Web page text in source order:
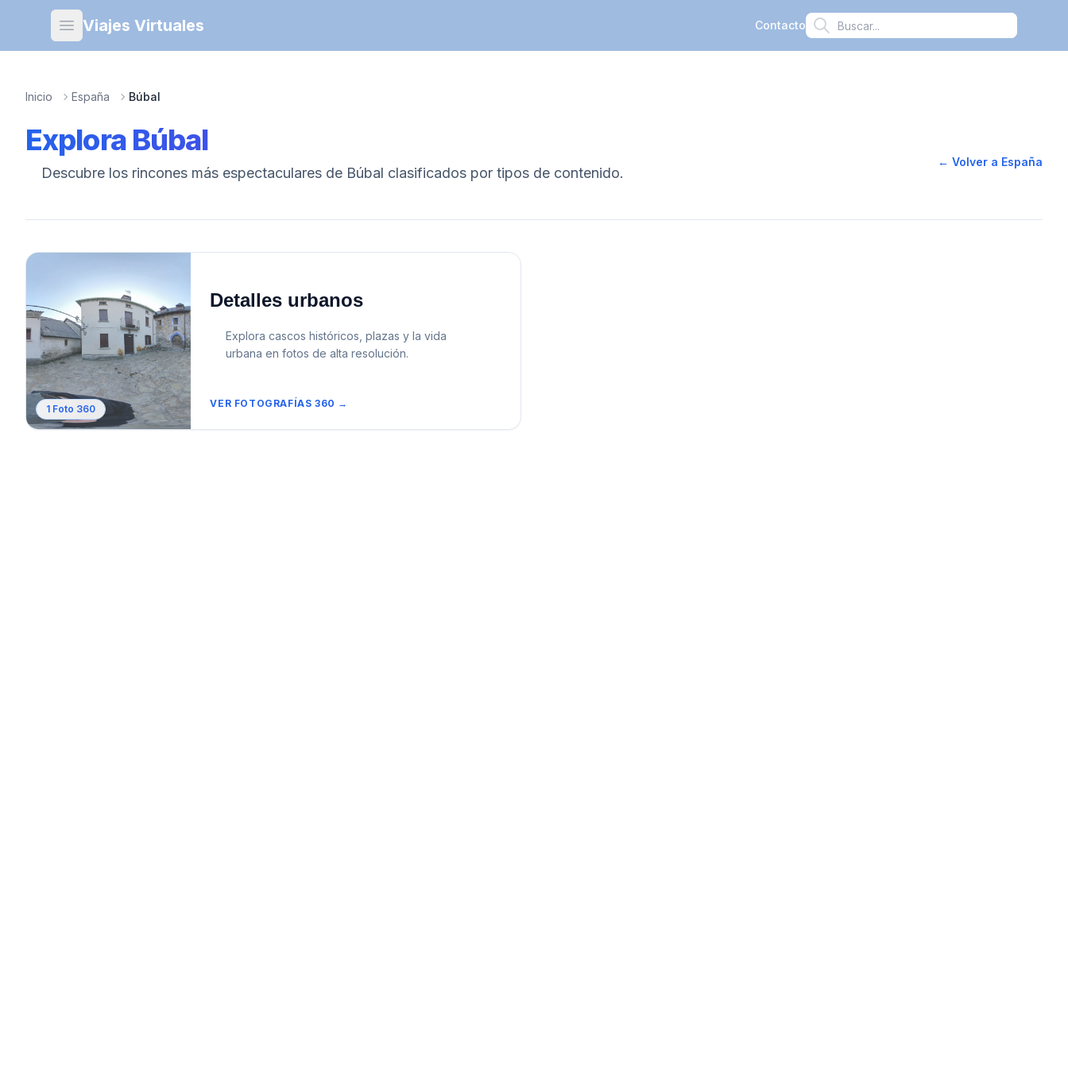
Open main menu
Viajes Virtuales Contacto
Inicio España Búbal
Explora Búbal
Descubre los rincones más espectaculares de Búbal clasificados por tipos de contenido.
← Volver a España
1 Foto 360
Detalles urbanos
Explora cascos históricos, plazas y la vida
urbana en fotos de alta resolución.
VER FOTOGRAFÍAS 360 →